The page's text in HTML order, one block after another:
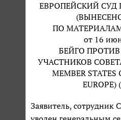
ЕВРОПЕЙСКИЙ СУД
ПО
от 16
БЕЙГО ПРОТИВ
УЧАСТНИКОВ
MEMBER STATES
EUROPE)
Заявитель, сотрудник